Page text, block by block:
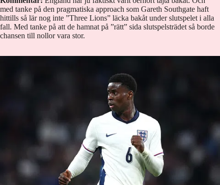
med tanke på den pragmatiska approach som Gareth Southgate haft
hittills så lär nog inte ”Three Lions” läcka bakåt under slutspelet i alla
fall. Med tanke på att de hamnat på ”rätt” sida slutspelsträdet så borde
chansen till nollor vara stor.